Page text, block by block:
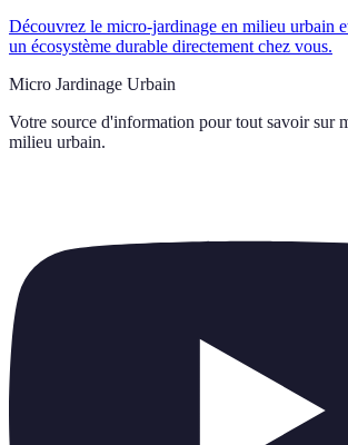
Découvrez le micro-jardinage en milieu urbain
un écosystème durable directement chez vous.
Micro Jardinage Urbain
Votre source d'information pour tout savoir sur
milieu urbain.